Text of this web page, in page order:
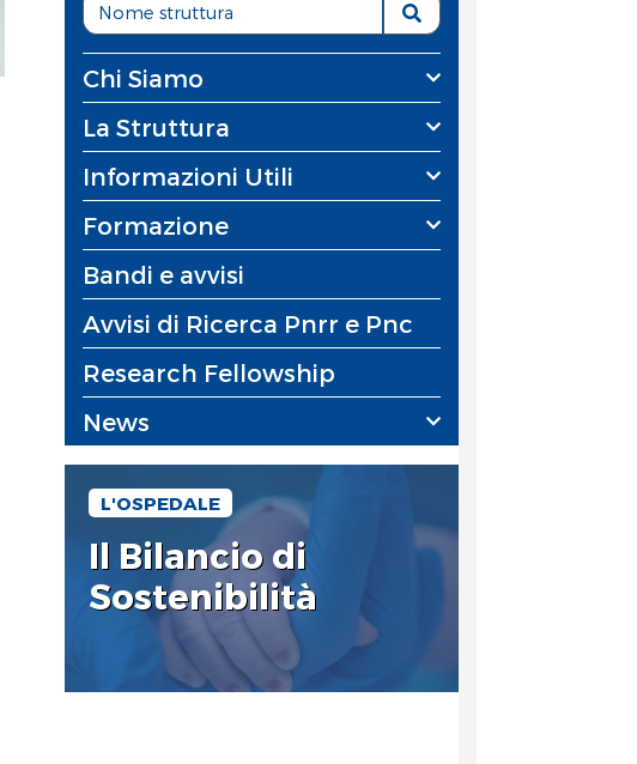
Chi Siamo
La Struttura
Informazioni Utili
Formazione
Bandi e avvisi
Avvisi di Ricerca Pnrr e Pnc
Research Fellowship
News
L'OSPEDALE
Il Bilancio di
Sostenibilità